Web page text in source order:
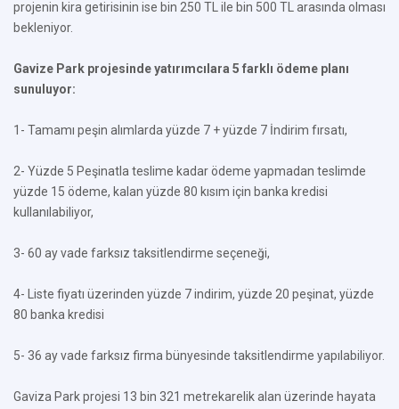
projenin kira getirisinin ise bin 250 TL ile bin 500 TL arasında olması
bekleniyor.
Gavize Park projesinde yatırımcılara 5 farklı ödeme planı
sunuluyor:
1- Tamamı peşin alımlarda yüzde 7 + yüzde 7 İndirim fırsatı,
2- Yüzde 5 Peşinatla teslime kadar ödeme yapmadan teslimde
yüzde 15 ödeme, kalan yüzde 80 kısım için banka kredisi
kullanılabiliyor,
3- 60 ay vade farksız taksitlendirme seçeneği,
4- Liste fiyatı üzerinden yüzde 7 indirim, yüzde 20 peşinat, yüzde
80 banka kredisi
5- 36 ay vade farksız firma bünyesinde taksitlendirme yapılabiliyor.
Gaviza Park projesi 13 bin 321 metrekarelik alan üzerinde hayata